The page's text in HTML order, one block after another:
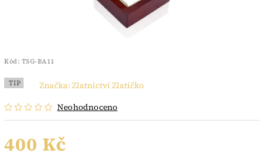
Kód: TSG-BA11
TIP
Neohodnoceno
Značka: Zlatnictví Zlatíčko
400 Kč